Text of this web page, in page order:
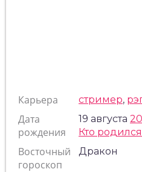
Карьера стример,
Дата
рождения
19 августа
Кто
Восточный
гороскоп
Дракон